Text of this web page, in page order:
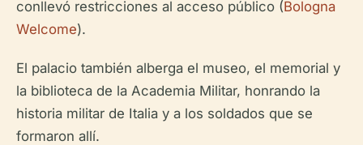
conllevó restricciones al acceso público (Bologna
Welcome).
El palacio también alberga el museo, el memorial y
la biblioteca de la Academia Militar, honrando la
historia militar de Italia y a los soldados que se
formaron allí.